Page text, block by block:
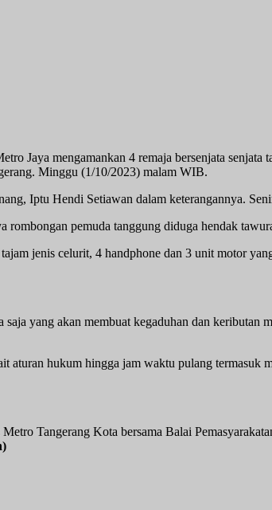
Jaya mengamankan 4 remaja bersenjata senjata
Minggu (1/10/2023) malam WIB.
Iptu Hendi Setiawan dalam keterangannya.
rombongan pemuda tanggung diduga hendak
jenis celurit, 4 handphone dan 3 unit motor
yang akan membuat kegaduhan dan keributan
aturan hukum hingga jam waktu pulang termasuk
Tangerang Kota bersama Balai